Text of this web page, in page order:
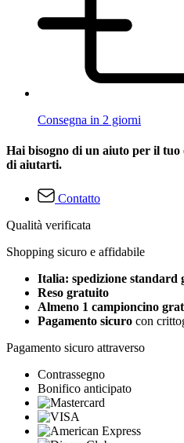
Consegna in 2 giorni
Hai bisogno di un aiuto per il
di aiutarti.
Contatto
Qualità verificata
Shopping sicuro e affidabile
Italia: spedizione standard
Reso gratuito
Almeno 1 campioncino
Pagamento sicuro con
Pagamento sicuro attraverso
Contrassegno
Bonifico anticipato